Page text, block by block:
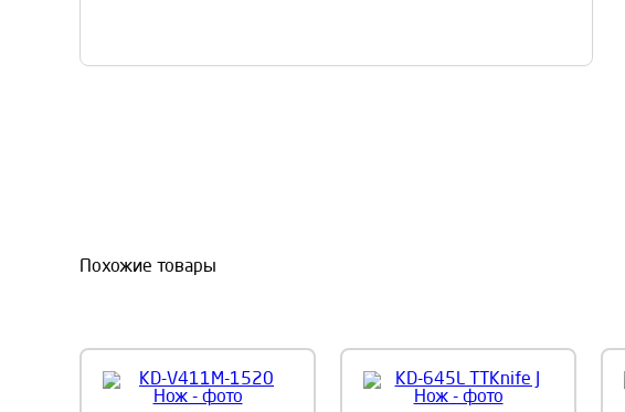
Похожие товары